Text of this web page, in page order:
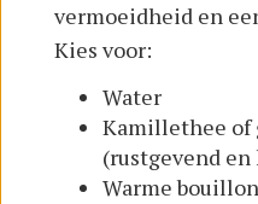
vermoeidheid en
Kies voor:
Water
Kamillethee of
(rustgevend
Warme